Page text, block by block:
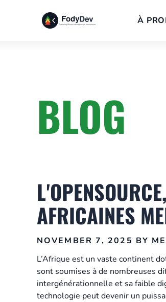
À
BLOG
AFRICAINES
NOVEMBER 7, 2025 BY
L’Afrique est un vaste continent
sont soumises à de nombreuses
intergénérationnelle et sa faible
technologie peut devenir un